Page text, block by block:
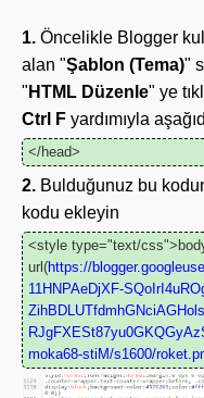
1. Öncelikle Blogger
alan "Şablon (Tema)"
" HTML Düzenle" ye
Ctrl F yardımıyla
</head>
2. Bulduğunuz bu
kodu ekleyin
<style type="text/
url(https://
11HNPAeDjXF-
moka68-stiM/s1600/